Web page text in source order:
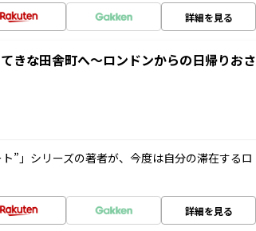
詳細を見る
きな田舎町へ～ロンドンからの日帰りおさ
”」シリーズの著者が、今度は自分の滞在するロ
詳細を見る